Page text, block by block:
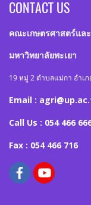
CONTACT US
คณะเกษตรศาสตร์แล
มหาวิทยาลัยพะเยา
19 หมู่ 2 ตำบลแม่กา อำเภ
Email :
Call Us : 054 466
Fax : 054 466 716